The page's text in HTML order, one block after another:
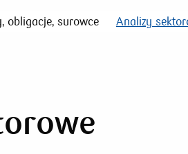
obligacje, surowce Analizy